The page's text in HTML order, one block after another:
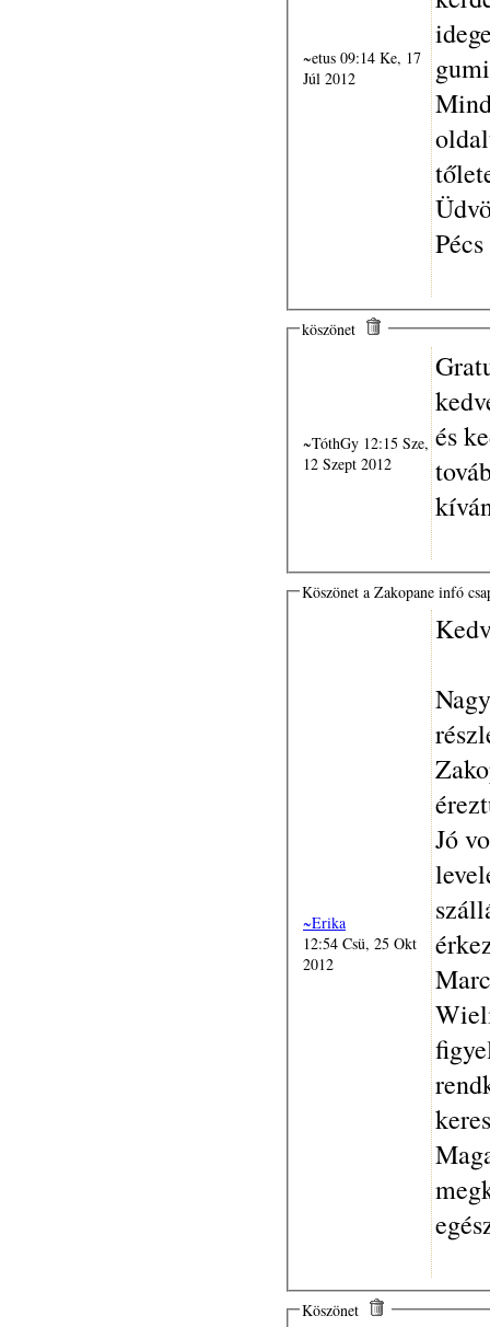
~etus 09:14 Ke, 17
Júl 2012
köszönet
~TóthGy 12:15 Sze,
12 Szept 2012
és
Köszönet a Zakopane infó
~Erika
12:54 Csü, 25 Okt
2012
Jó
Köszönet